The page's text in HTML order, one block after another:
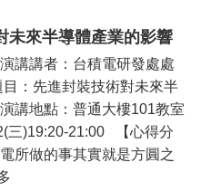
未來半導體產業的影響
講講者：台積電研發處處
：先進封裝技術對未來半
講地點：普通大樓101教室
三)19:20-21:00 【心得分
所做的事其實就是方圓之